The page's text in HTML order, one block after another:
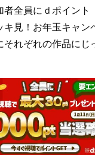
者全員にｄポイント
キ見！お年玉キャン
れぞれの作品にじ